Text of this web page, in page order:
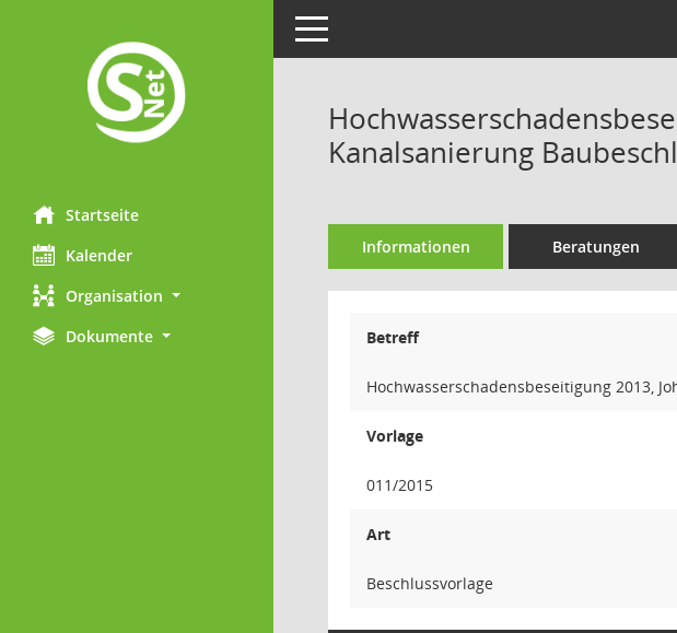
Startseite
Kalender
Organisation
Dokumente
Toggle navigation
Kanalsanierung
Informationen Beratungen
Betreff
Hochwasserschadensbeseitigung 2013,
Vorlage
011/2015
Art
Beschlussvorlage